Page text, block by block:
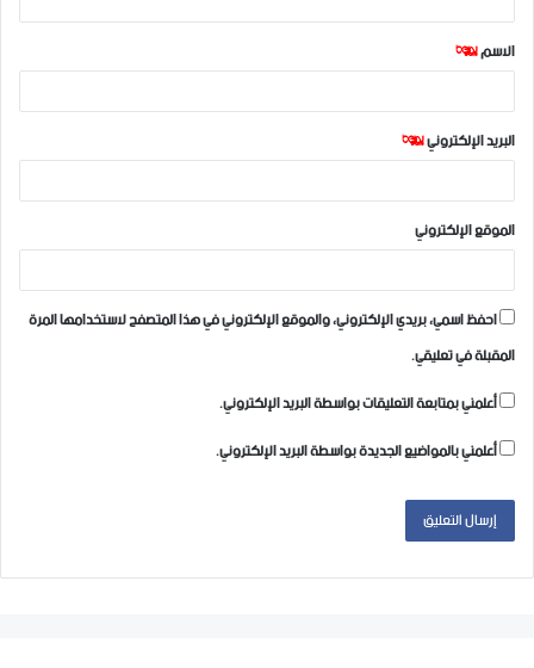
ق
*
الاسم*
البريد الإلكتروني*
الموقع الإلكتروني
احفظ اسمي، بريدي الإلكتروني، والموقع الإلكتروني في هذا المتصفح لاستخدامها المرة
المقبلة في تعليقي.
أعلمني بمتابعة التعليقات بواسطة البريد الإلكتروني.
أعلمني بالمواضيع الجديدة بواسطة البريد الإلكتروني.